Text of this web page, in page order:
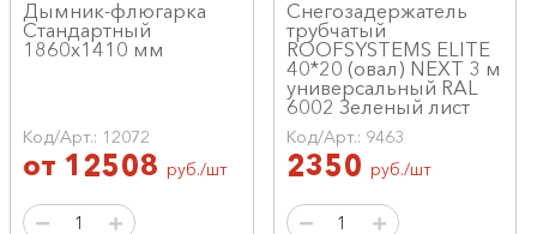
Дымник-флюгарка
Стандартный
1860х1410 мм
Код/Арт.: 12072
от 12508 руб./шт
Снегозадержатель
трубчатый
ROOFSYSTEMS ELITE
40*20 (овал) NEXT 3 м
универсальный RAL
6002 Зеленый лист
Код/Арт.: 9463
2350 руб./шт